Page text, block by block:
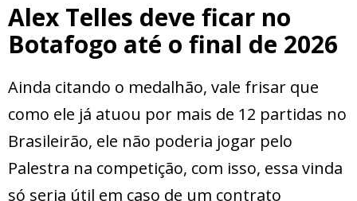
Alex Telles deve ficar no
Botafogo até o final de 2026
Ainda citando o medalhão, vale frisar que
como ele já atuou por mais de 12 partidas no
Brasileirão, ele não poderia jogar pelo
Palestra na competição, com isso, essa vinda
só seria útil em caso de um contrato